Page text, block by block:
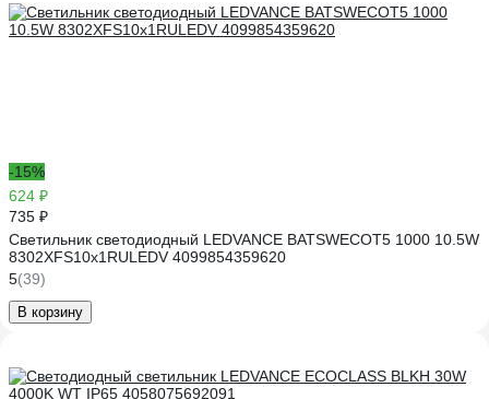
-15%
624 ₽
735 ₽
Светильник светодиодный LEDVANCE BATSWECOT5 1000 10.5W
8302XFS10x1RULEDV 4099854359620
5(39)
В корзину